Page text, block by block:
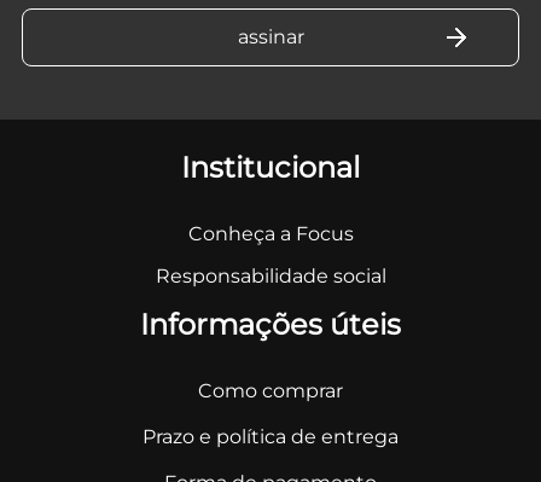
Institucional
Conheça a Focus
Responsabilidade social
Informações úteis
Como comprar
Prazo e política de entrega